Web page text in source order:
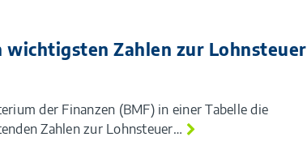
Zahlen zur Lohnsteuer
der Finanzen (BMF) in einer Tabelle die
Zahlen zur Lohnsteuer…